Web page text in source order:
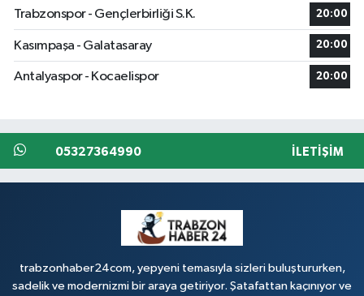
Trabzonspor - Gençlerbirliği S.K. 20:00
Kasımpaşa - Galatasaray 20:00
Antalyaspor - Kocaelispor 20:00
05327364990 İLETIŞIM
trabzonhaber24com, yepyeni temasıyla sizleri buluştururken,
sadelik ve modernizmi bir araya getiriyor. Şatafattan kaçınıyor ve